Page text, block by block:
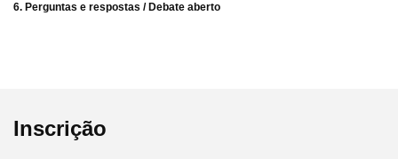
6. Perguntas e respostas / Debate aberto
Inscrição